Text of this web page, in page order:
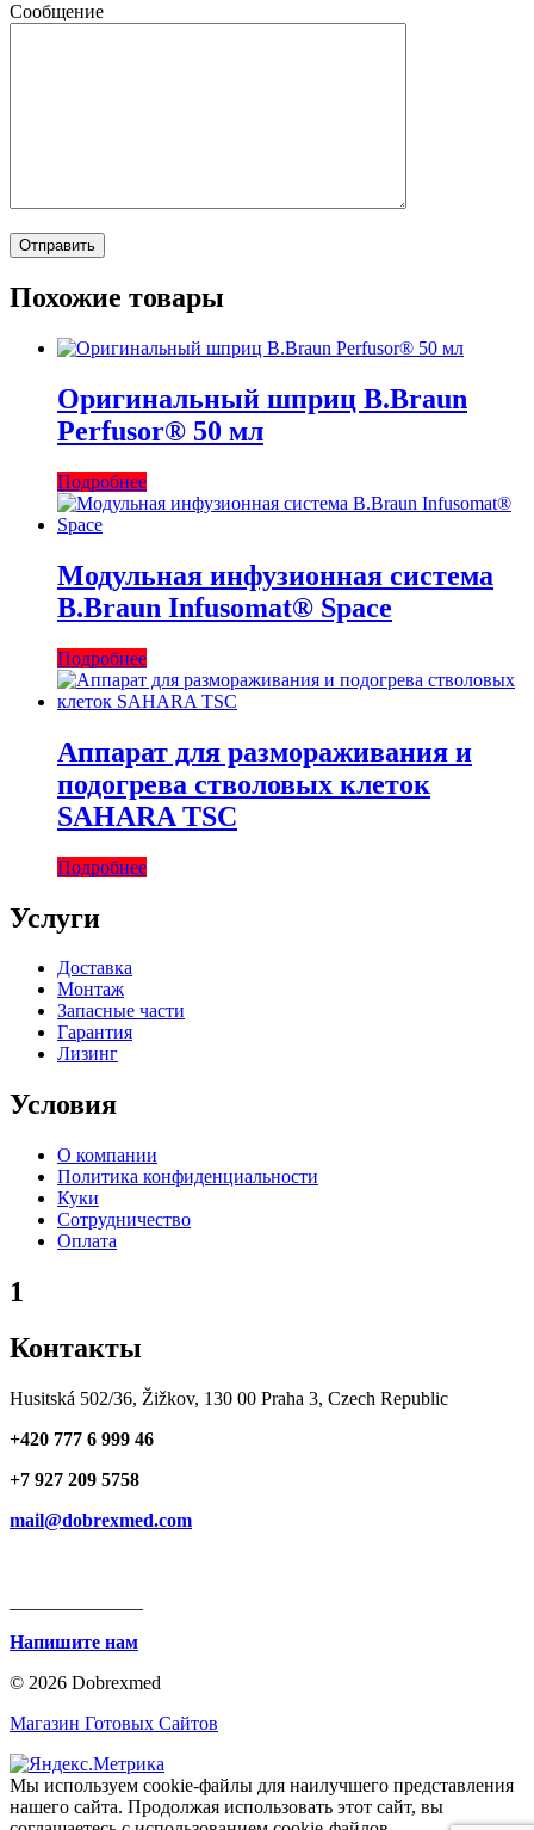
Сообщение
Похожие товары
Оригинальный шприц B.Braun
Perfusor® 50 мл
Подробнее
Модульная инфузионная система
B.Braun Infusomat® Space
Подробнее
Аппарат для размораживания и
подогрева стволовых клеток
SAHARA TSC
Подробнее
Услуги
Доставка
Монтаж
Запасные части
Гарантия
Лизинг
Условия
О компании
Политика конфиденциальности
Куки
Сотрудничество
Оплата
1
Контакты
Husitská 502/36, Žižkov, 130 00 Praha 3, Czech Republic
+420 777 6 999 46
+7 927 209 5758
mail@dobrexmed.com
Напишите нам
© 2026 Dobrexmed
Магазин Готовых Сайтов
Мы используем cookie-файлы для наилучшего представления
нашего сайта. Продолжая использовать этот сайт, вы